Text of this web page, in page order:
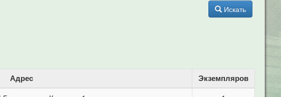
Искать
Адрес Экземпляров